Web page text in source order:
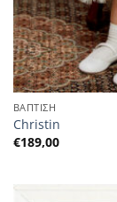
ΒΑΠΤΙΣΗ
Christin
€189,00